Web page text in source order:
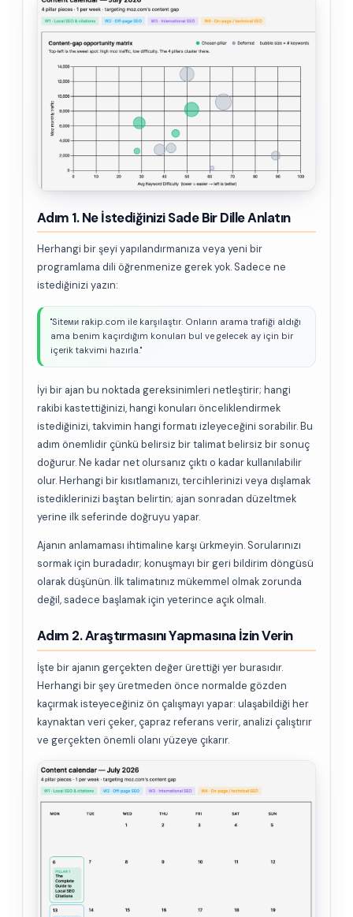
Adım 1. Ne İstediğinizi Sade Bir Dille Anlatın
Herhangi bir şeyi yapılandırmanıza veya yeni bir
programlama dili öğrenmenize gerek yok. Sadece ne
istediğinizi yazın:
"Siteми rakip.com ile karşılaştır. Onların arama trafiği aldığı
ama benim kaçırdığım konuları bul ve gelecek ay için bir
içerik takvimi hazırla."
İyi bir ajan bu noktada gereksinimleri netleştirir; hangi
rakibi kastettiğinizi, hangi konuları önceliklendirmek
istediğinizi, takvimin hangi formatı izleyeceğini sorabilir. Bu
adım önemlidir çünkü belirsiz bir talimat belirsiz bir sonuç
doğurur. Ne kadar net olursanız çıktı o kadar kullanılabilir
olur. Herhangi bir kısıtlamanızı, tercihlerinizi veya dışlamak
istediklerinizi baştan belirtin; ajan sonradan düzeltmek
yerine ilk seferinde doğruyu yapar.
Ajanın anlamaması ihtimaline karşı ürkmeyin. Sorularınızı
sormak için buradadır; konuşmayı bir geri bildirim döngüsü
olarak düşünün. İlk talimatınız mükemmel olmak zorunda
değil, sadece başlamak için yeterince açık olmalı.
Adım 2. Araştırmasını Yapmasına İzin Verin
İşte bir ajanın gerçekten değer ürettiği yer burasıdır.
Herhangi bir şey üretmeden önce normalde gözden
kaçırmak isteyeceğiniz ön çalışmayı yapar: ulaşabildiği her
kaynaktan veri çeker, çapraz referans verir, analizi çalıştırır
ve gerçekten önemli olanı yüzeye çıkarır.